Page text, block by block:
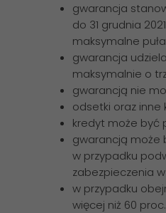
gwarancja
do 31 grudnia
maksymalne
gwarancja
maksymalnie o
gwarancją nie
odsetki oraz inne
kredyt może być
gwarancją może
w przypadku
zabezpieczenia
w przypadku
więcej niż 60